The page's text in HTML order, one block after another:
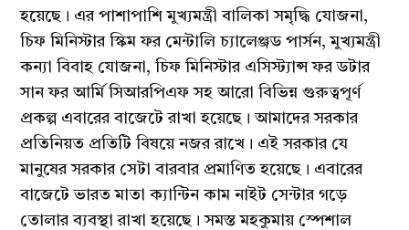
হয়েছে। এর পাশাপাশি মুখ্যমন্ত্রী বালিকা সমৃদ্ধি যোজনা,
চিফ মিনিস্টার স্কিম ফর মেন্টালি চ্যালেঞ্জড পার্সন, মুখ্যমন্ত্রী
কন্যা বিবাহ যোজনা, চিফ মিনিস্টার এসিস্ট্যান্স ফর ডটার
সান ফর আর্মি সিআরপিএফ সহ আরো বিভিন্ন গুরুত্বপূর্ণ
প্রকল্প এবারের বাজেটে রাখা হয়েছে। আমাদের সরকার
প্রতিনিয়ত প্রতিটি বিষয়ে নজর রাখে। এই সরকার যে
মানুষের সরকার সেটা বারবার প্রমাণিত হয়েছে। এবারের
বাজেটে ভারত মাতা ক্যান্টিন কাম নাইট সেন্টার গড়ে
তোলার ব্যবস্থা রাখা হয়েছে। সমস্ত মহকুমায় স্পেশাল